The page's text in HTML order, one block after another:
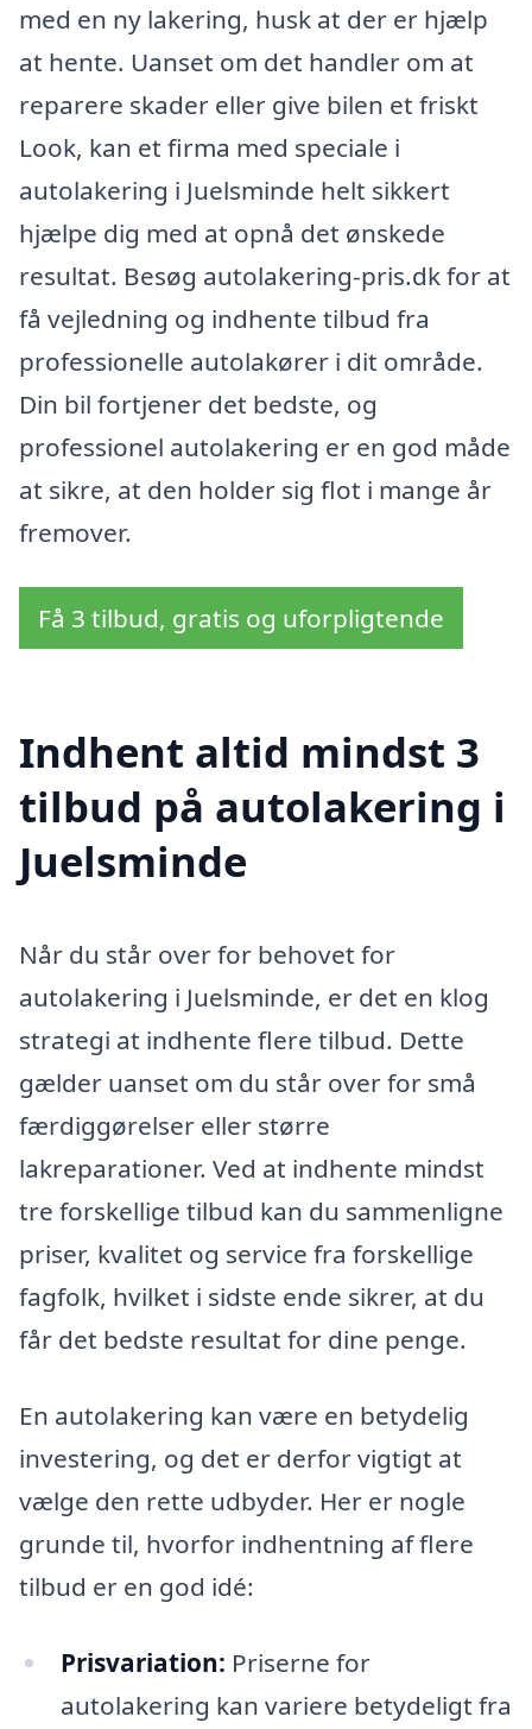
med en ny lakering, husk at der er hjælp
at hente. Uanset om det handler om at
reparere skader eller give bilen et friskt
Look, kan et firma med speciale i
autolakering i Juelsminde helt sikkert
hjælpe dig med at opnå det ønskede
resultat. Besøg autolakering-pris.dk for at
få vejledning og indhente tilbud fra
professionelle autolakører i dit område.
Din bil fortjener det bedste, og
professionel autolakering er en god måde
at sikre, at den holder sig flot i mange år
fremover.
Få 3 tilbud, gratis og uforpligtende
Indhent altid mindst 3
tilbud på autolakering i
Juelsminde
Når du står over for behovet for
autolakering i Juelsminde, er det en klog
strategi at indhente flere tilbud. Dette
gælder uanset om du står over for små
færdiggørelser eller større
lakreparationer. Ved at indhente mindst
tre forskellige tilbud kan du sammenligne
priser, kvalitet og service fra forskellige
fagfolk, hvilket i sidste ende sikrer, at du
får det bedste resultat for dine penge.
En autolakering kan være en betydelig
investering, og det er derfor vigtigt at
vælge den rette udbyder. Her er nogle
grunde til, hvorfor indhentning af flere
tilbud er en god idé:
Prisvariation: Priserne for
autolakering kan variere betydeligt fra